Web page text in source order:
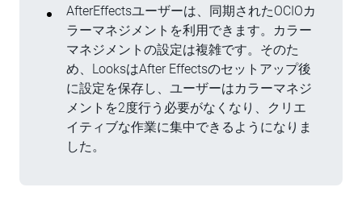
AfterEffectsユーザーは、同期されたOCIOカ
ラーマネジメントを利用できます。カラー
マネジメントの設定は複雑です。そのた
め、LooksはAfter Effectsのセットアップ後
に設定を保存し、ユーザーはカラーマネジ
メントを2度行う必要がなくなり、クリエ
イティブな作業に集中できるようになりま
した。